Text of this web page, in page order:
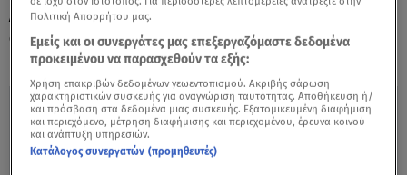
ΑΕΚ: Πάλεψε σαν θηρίο, αλλά ηττήθηκε
στις λεπτομέρειες απο τη Μάλαγα
Πολιτική Απορρήτου μας.
Εμείς και οι συνεργάτες μας επεξεργαζόμαστε δεδομένα
προκειμένου να παρασχεθούν τα εξής:
Χρήση επακριβών δεδομένων γεωεντοπισμού. Ακριβής σάρωση
χαρακτηριστικών συσκευής για αναγνώριση ταυτότητας. Αποθήκευση ή/
και πρόσβαση στα δεδομένα μιας συσκευής. Εξατομικευμένη διαφήμιση
και περιεχόμενο, μέτρηση διαφήμισης και περιεχομένου, έρευνα κοινού
και ανάπτυξη υπηρεσιών.
Κατάλογος συνεργατών (προμηθευτές)